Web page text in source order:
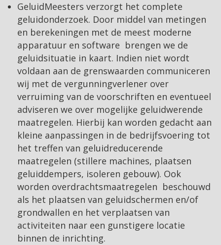
GeluidMeesters verzorgt het complete
geluidonderzoek. Door middel van metingen
en berekeningen met de meest moderne
apparatuur en software brengen we de
geluidsituatie in kaart. Indien niet wordt
voldaan aan de grenswaarden communiceren
wij met de vergunningverlener over
verruiming van de voorschriften en eventueel
adviseren we over mogelijke geluidwerende
maatregelen. Hierbij kan worden gedacht aan
kleine aanpassingen in de bedrijfsvoering tot
het treffen van geluidreducerende
maatregelen (stillere machines, plaatsen
geluiddempers, isoleren gebouw). Ook
worden overdrachtsmaatregelen beschouwd
als het plaatsen van geluidschermen en/of
grondwallen en het verplaatsen van
activiteiten naar een gunstigere locatie
binnen de inrichting.